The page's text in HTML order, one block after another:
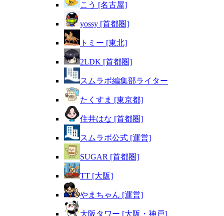
こう [名古屋]
yossy [首都圏]
トミー [東北]
2LDK [首都圏]
スムラボ編集部ライター
たくすま [東京都]
住井はな [首都圏]
スムラボ公式 [運営]
SUGAR [首都圏]
TT [大阪]
やまちゃん [運営]
大阪タワー [大阪・神戸]